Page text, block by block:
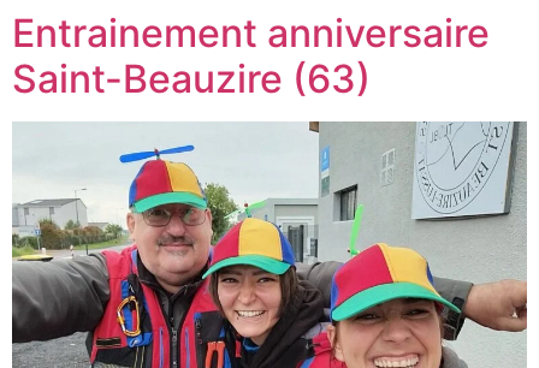
Entrainement anniversaire
Saint-Beauzire (63)